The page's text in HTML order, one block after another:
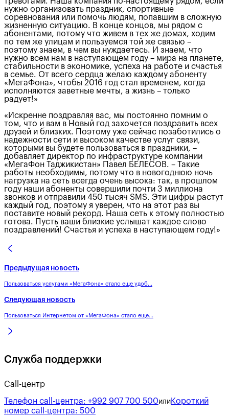
нужно организовать праздник, спортивные
соревнования или помочь людям, попавшим в сложную
жизненную ситуацию. В конце концов, мы рядом с
абонентами, потому что живем в тех же домах, ходим
по тем же улицам и пользуемся той же связью –
поэтому знаем, в чем вы нуждаетесь. И знаем, что
нужно всем нам в наступающем году – мира на планете,
стабильности в экономике, успеха на работе и счастья
в семье. От всего сердца желаю каждому абоненту
«МегаФона», чтобы 2016 год стал временем, когда
исполняются заветные мечты, а жизнь – только
радует!»
«Искренне поздравляя вас, мы постоянно помним о
том, что и вам в Новый год захочется поздравить всех
друзей и близких. Поэтому уже сейчас позаботились о
надежности сети и высоком качестве услуг связи,
которыми вы будете пользоваться в праздники, –
добавляет директор по инфраструктуре компании
«МегаФон Таджикистан» Павел БЕЛЕСОВ. – Такие
работы необходимы, потому что в новогоднюю ночь
нагрузка на сеть всегда очень высока: так, в прошлом
году наши абоненты совершили почти 3 миллиона
звонков и отправили 450 тысяч SMS. Эти цифры растут
каждый год, поэтому я уверен, что на этот раз вы
поставите новый рекорд. Наша сеть к этому полностью
готова. Пусть ваши близкие услышат каждое слово
поздравлений! Счастья и успеха в наступающем году!»
Предыдущая новость
Пользоваться услугами «МегаФона» стало еще удоб...
Следующая новость
Пользоваться Интернетом от «МегаФона» стало еще...
Служба поддержки
Call-центр
Телефон call-центра: +992 907 700 500или Короткий
номер call-центра: 500